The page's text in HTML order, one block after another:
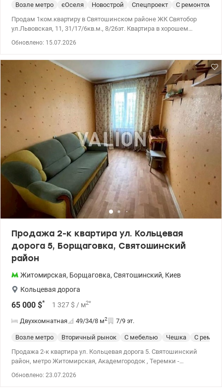
Возле метро єОселя Новострой Спецпроект
С ремонтом
Продам 1ком.квартиру в Святошинском районе ЖК Святобор
ул.Львовская, 11, 31/17/6кв.м., 8/26эт. Квартира в хорошем
инфраструктура района. Удобная транспортная развязка –
Безналичный расчет, єОселя, постановления, ваучер,
єВідновлення рассматриваем. Цена 76000 у.е. 0950075762
Татьяна valion.ua/1153438
Обновлено: 15.07.2026
Продажа 2-к квартира ул. Кольцевая
дорога 5, Борщаговка, Святошинский
район
Житомирская, Борщаговка, Святошинский, Киев
Кольцевая дорога
65 000 $* 1 327 $ / м2*
Двухкомнатная 49/34/8 м2 7/9 эт.
Возле метро Вторичный рынок С мебелью Чешка
С
Продажа 2-к квартира ул. Кольцевая дорога 5. Святошинский
район, метро Житомирская, Академгородок , Теремки -
(остановки транспорта в 5-7мин от дома). Квартира с
Обновлено: 23.07.2026